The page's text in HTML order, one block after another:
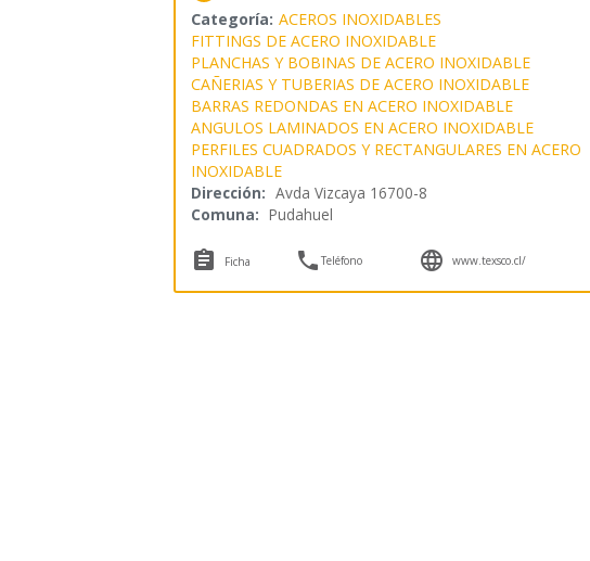
Categoría: ACEROS INOXIDABLES
FITTINGS DE ACERO INOXIDABLE
PLANCHAS Y BOBINAS DE ACERO INOXIDABLE
CAÑERIAS Y TUBERIAS DE ACERO INOXIDABLE
BARRAS REDONDAS EN ACERO INOXIDABLE
ANGULOS LAMINADOS EN ACERO INOXIDABLE
PERFILES CUADRADOS Y RECTANGULARES EN ACERO
INOXIDABLE
Dirección: Avda Vizcaya 16700-8
Comuna: Pudahuel
 Ficha Teléfono  www.texsco.cl/